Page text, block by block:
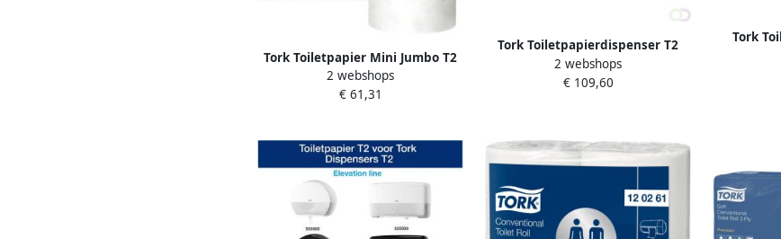
Tork Toiletpapier Mini Jumbo T2
premium 2-laags 170mtr wit
110253
2 webshops
€ 61,31
Tork Toiletpapierdispenser T2
Elevation jumbo klein duo wit
555500
2 webshops
€ 109,60
Tork